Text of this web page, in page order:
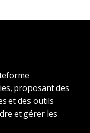
proposant des
et des outils
et gérer les